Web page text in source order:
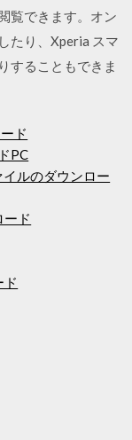
覧できます。オン
たり、Xperia スマ
することもできま
ド
PC
ルのダウンロー
ド
ド